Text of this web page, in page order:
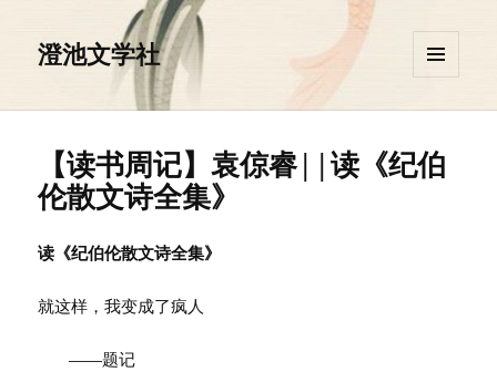
澄池文学社
挂件
【读书周记】袁倞睿||读《纪伯
伦散文诗全集》
读《纪伯伦散文诗全集》
就这样，我变成了疯人
——题记